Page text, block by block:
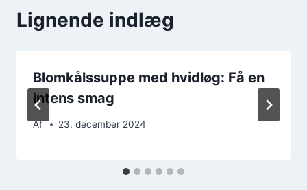
Lignende indlæg
Blomkålssuppe med hvidløg: Få en
intens smag
Af 23. december 2024